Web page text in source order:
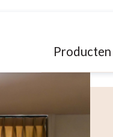
Producten